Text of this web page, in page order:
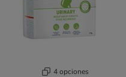
4 opciones